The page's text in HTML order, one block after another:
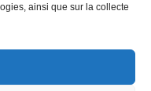
ainsi que sur la collecte
local,
ou de